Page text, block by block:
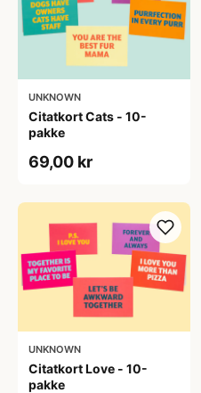
UNKNOWN
Citatkort Cats - 10-
pakke
69,00 kr
UNKNOWN
Citatkort Love - 10-
pakke